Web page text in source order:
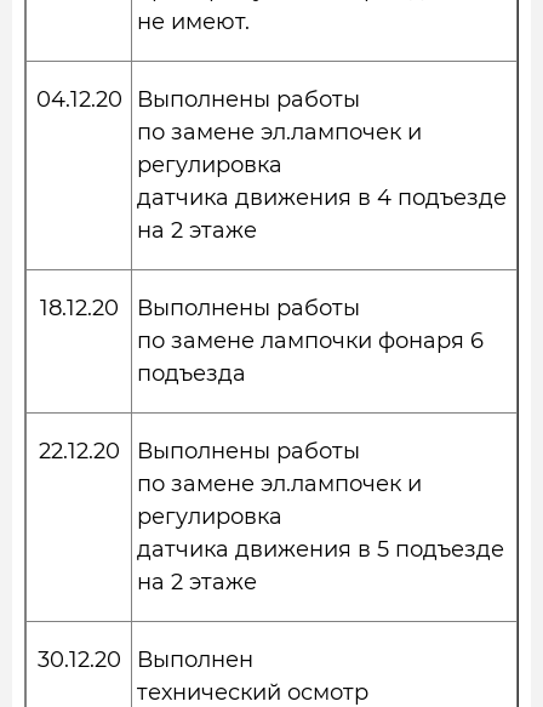
не имеют.
04.12.20
Выполнены работы
по замене эл.лампочек и
регулировка
датчика движения в 4 подъезде
на 2 этаже
18.12.20
Выполнены работы
по замене лампочки фонаря 6
подъезда
22.12.20
Выполнены работы
по замене эл.лампочек и
регулировка
датчика движения в 5 подъезде
на 2 этаже
30.12.20
Выполнен
технический осмотр